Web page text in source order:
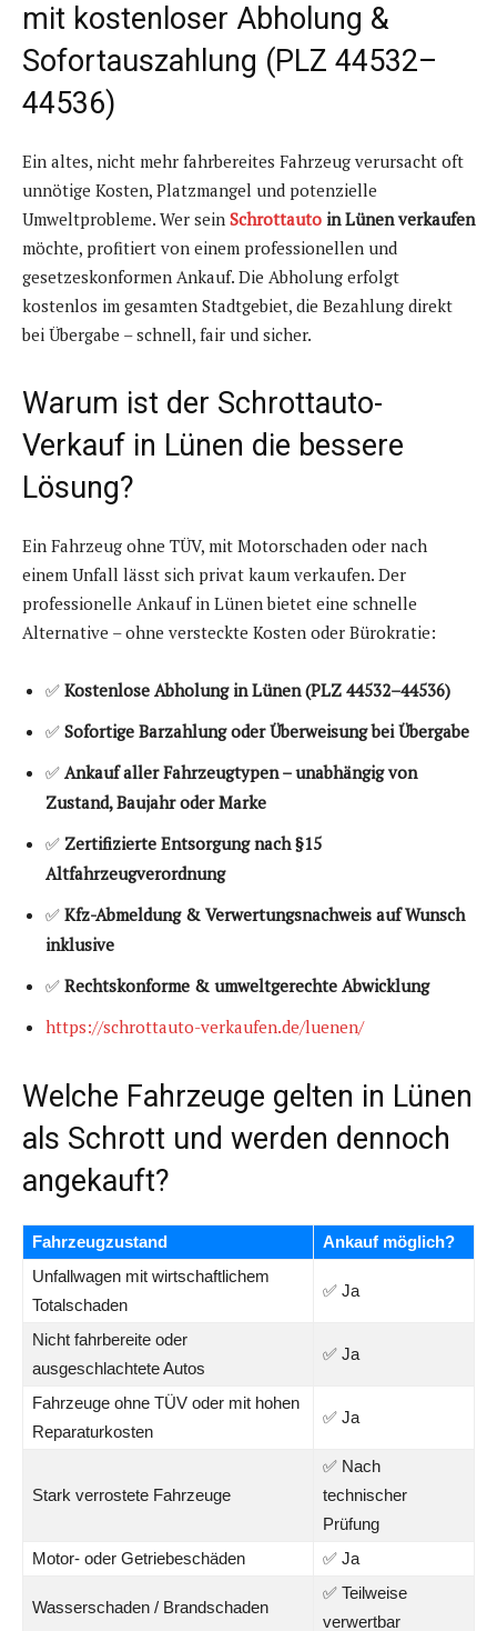
mit kostenloser Abholung &
Sofortauszahlung (PLZ 44532–
44536)
Ein altes, nicht mehr fahrbereites Fahrzeug verursacht oft
unnötige Kosten, Platzmangel und potenzielle
Umweltprobleme. Wer sein Schrottauto in Lünen verkaufen
möchte, profitiert von einem professionellen und
gesetzeskonformen Ankauf. Die Abholung erfolgt
kostenlos im gesamten Stadtgebiet, die Bezahlung direkt
bei Übergabe – schnell, fair und sicher.
Warum ist der Schrottauto-
Verkauf in Lünen die bessere
Lösung?
Ein Fahrzeug ohne TÜV, mit Motorschaden oder nach
einem Unfall lässt sich privat kaum verkaufen. Der
professionelle Ankauf in Lünen bietet eine schnelle
Alternative – ohne versteckte Kosten oder Bürokratie:
✅ Kostenlose Abholung in Lünen (PLZ 44532–44536)
✅ Sofortige Barzahlung oder Überweisung bei Übergabe
✅ Ankauf aller Fahrzeugtypen – unabhängig von
Zustand, Baujahr oder Marke
✅ Zertifizierte Entsorgung nach §15
Altfahrzeugverordnung
✅ Kfz-Abmeldung & Verwertungsnachweis auf Wunsch
inklusive
✅ Rechtskonforme & umweltgerechte Abwicklung
https://schrottauto-verkaufen.de/luenen/
Welche Fahrzeuge gelten in Lünen
als Schrott und werden dennoch
angekauft?
Fahrzeugzustand
Ankauf möglich?
Unfallwagen mit wirtschaftlichem
Totalschaden
✅ Ja
Nicht fahrbereite oder
ausgeschlachtete Autos
✅ Ja
Fahrzeuge ohne TÜV oder mit hohen
Reparaturkosten
✅ Ja
Stark verrostete Fahrzeuge
✅ Nach
technischer
Prüfung
Motor- oder Getriebeschäden
✅ Ja
Wasserschaden / Brandschaden
✅ Teilweise
verwertbar